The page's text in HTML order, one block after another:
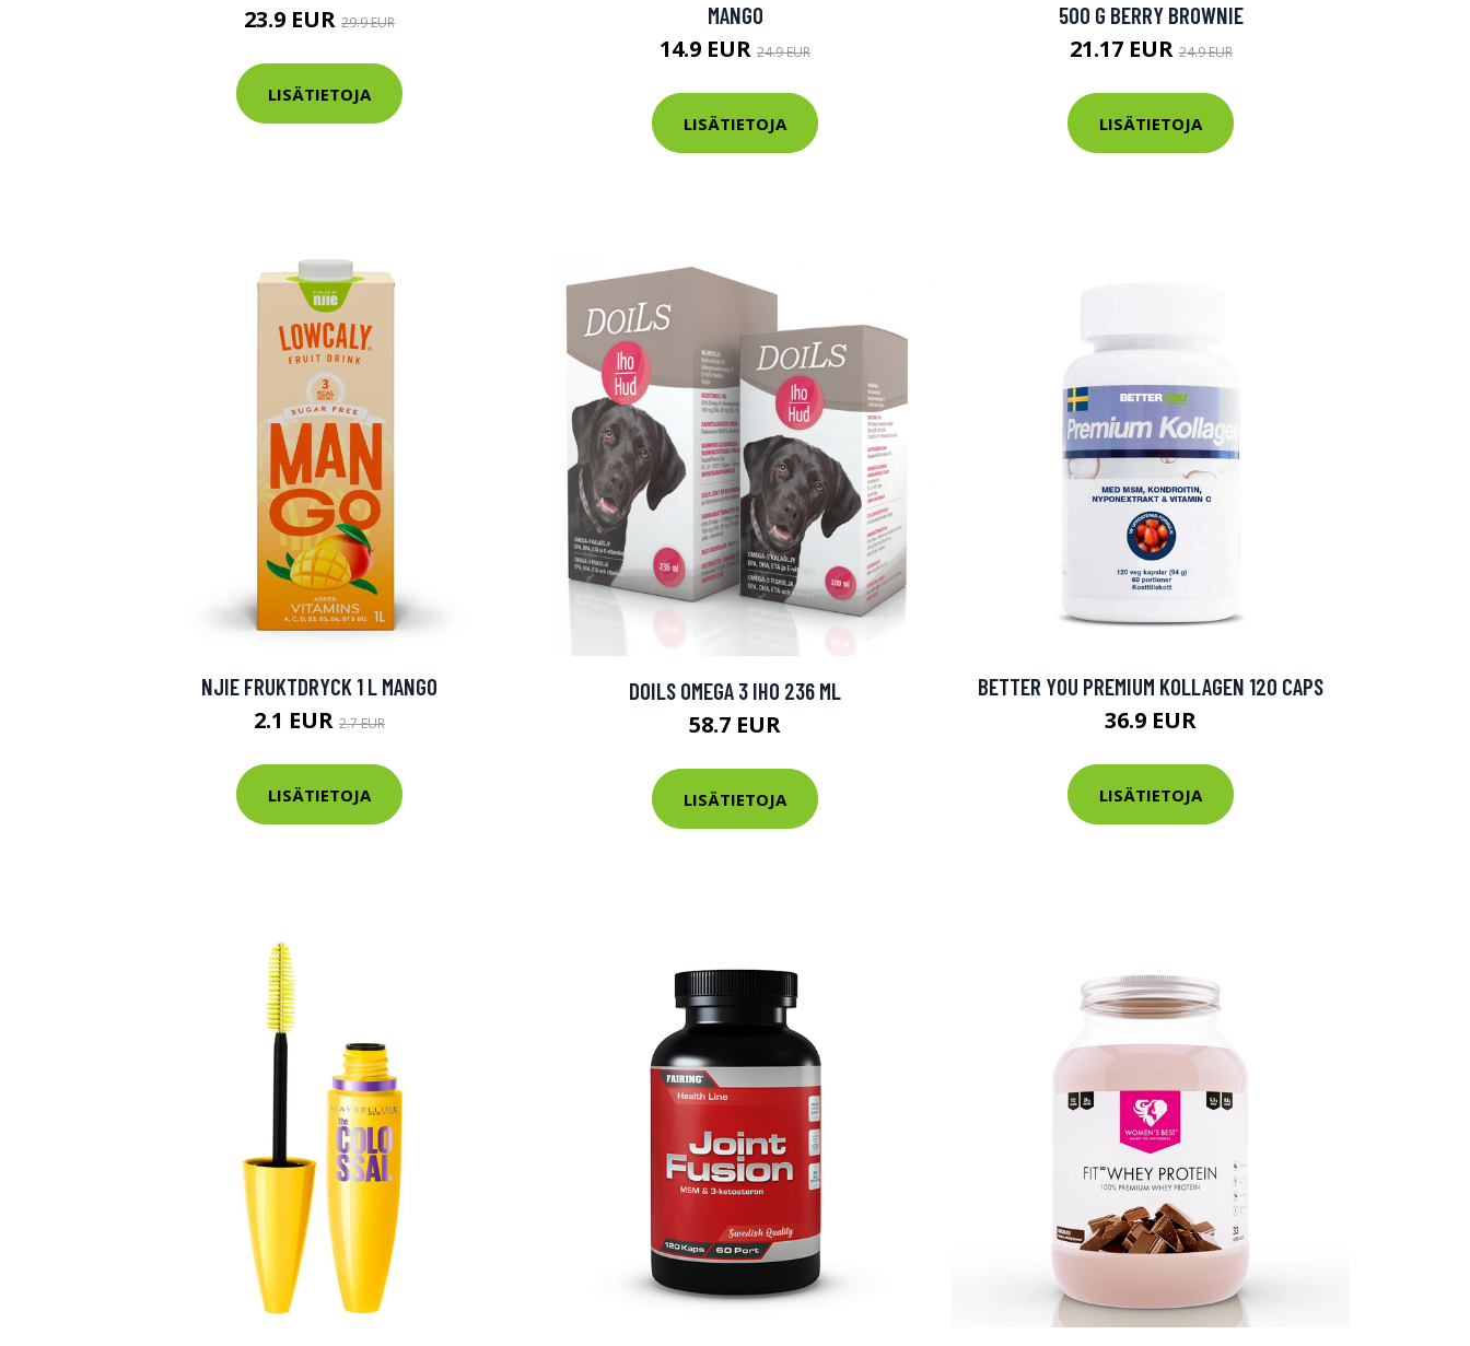
23.9 EUR 29.9 EUR
LISÄTIETOJA
MANGO
14.9 EUR 24.9 EUR
LISÄTIETOJA
500 G BERRY BROWNIE
21.17 EUR24.9 EUR
LISÄTIETOJA
NJIE FRUKTDRYCK 1 L MANGO
2.1 EUR 2.7 EUR
LISÄTIETOJA
DOILS OMEGA 3 IHO 236 ML
58.7 EUR
LISÄTIETOJA
BETTER YOU PREMIUM KOLLAGEN 120 CAPS
36.9 EUR
LISÄTIETOJA